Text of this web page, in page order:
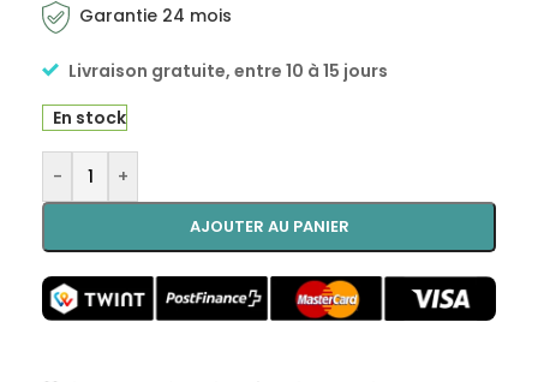
Garantie 24 mois
Livraison gratuite, entre 10 à 15 jours
En stock
- +
AJOUTER AU PANIER
Alternative: